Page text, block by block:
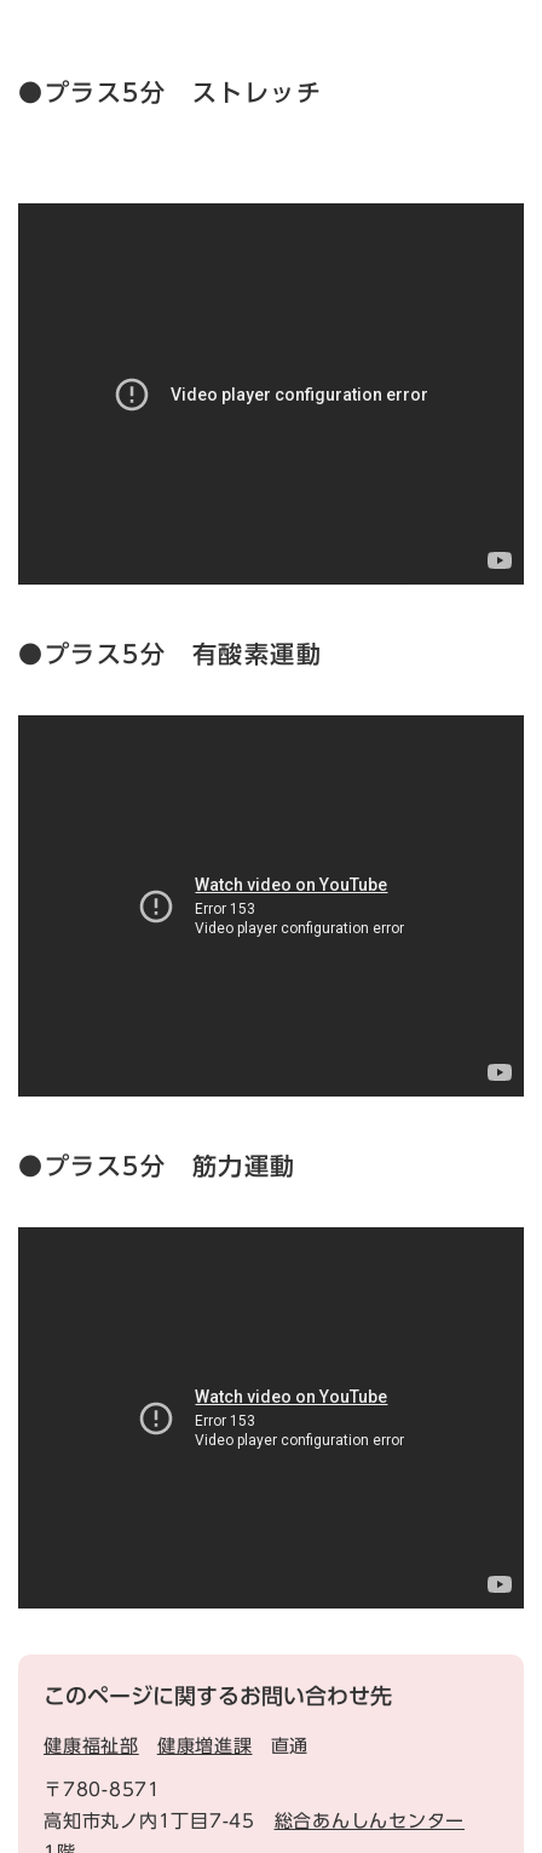
●プラス5分 ストレッチ
●プラス5分 有酸素運動
●プラス5分 筋力運動
このページに関するお問い合わせ先
健康福祉部 健康増進課 直通
〒780-8571
高知市丸ノ内1丁目7-45 総合あんしんセンター